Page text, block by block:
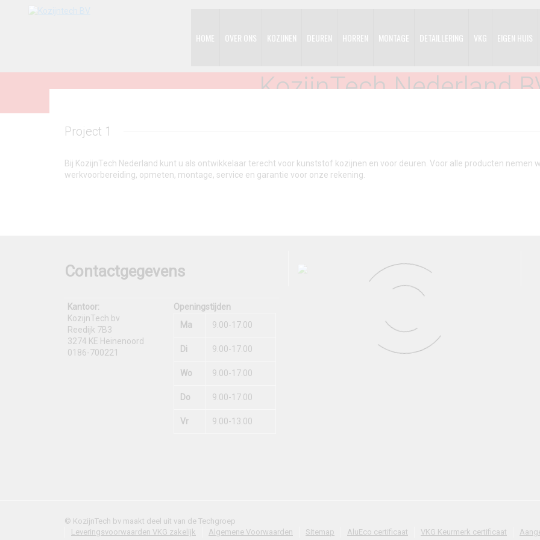
HOME OVER ONS KOZIJNEN DEUREN HORREN MONTAGE DETAILLERING VKG EIGEN HUIS
KozijnTech Nederland
Project 1
Bij KozijnTech Nederland kunt u als ontwikkelaar terecht voor kunststof kozijnen en voor deuren. Voor alle producten nemen
werkvoorbereiding, opmeten, montage, service en garantie voor onze rekening.
Contactgegevens
Kantoor:
KozijnTech bv
Reedijk 7B3
3274 KE Heinenoord
0186-700221
Openingstijden
Ma
9.00-17.00
Di 9.00-17.00
Wo 9.00-17.00
Do 9.00-17.00
Vr 9.00-13.00
© KozijnTech bv maakt deel uit van de Techgroep
Leveringsvoorwaarden VKG zakelijk
Algemene Voorwaarden Sitemap AluEco certificaat VKG Keurmerk certificaat